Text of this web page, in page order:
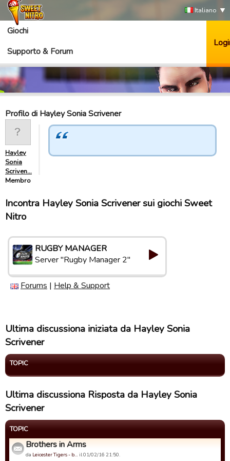
Italiano
Giochi
Supporto & Forum
Profilo di Hayley Sonia Scrivener
Hayley
Sonia
Scriven…
Membro
Incontra Hayley Sonia Scrivener sui giochi Sweet
Nitro
RUGBY MANAGER
Server "Rugby Manager 2"
Forums | Help & Support
Ultima discussiona iniziata da Hayley Sonia
Scrivener
TOPIC
Ultima discussiona Risposta da Hayley Sonia
Scrivener
TOPIC
Brothers in Arms
da Leicester Tigers - b… il 01/02/16 21:50.